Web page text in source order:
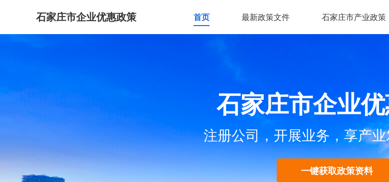
石家庄市企业优惠政策 首页 最新政策文件 石家庄市产业政策
石家庄市企业
注册公司，开展业务，享产
一键获取政策资料